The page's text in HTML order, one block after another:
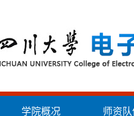
学院概况 师资队